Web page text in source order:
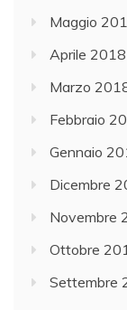
Maggio
Aprile 2018
Marzo
Febbraio
Gennaio
Dicembre
Novembre
Ottobre
Settembre